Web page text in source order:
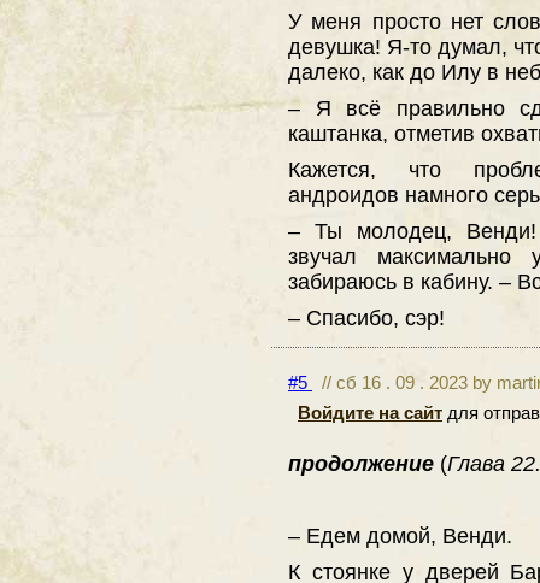
У меня просто нет
девушка! Я-то думал,
далеко, как до Илу в
– Я всё правильно
каштанка, отметив
Кажется, что
андроидов намного
– Ты молодец,
звучал максимально
забираюсь в кабину. –
– Спасибо, сэр!
#5
// сб 16 . 09 . 2023 by
Войдите на сайт для
продолжение (Глава
– Едем домой, Венди.
К стоянке у дверей